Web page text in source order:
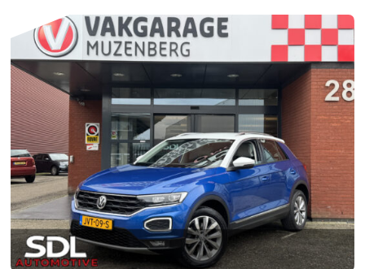
keyless entry
LED achterlichten
LED dagrijverlichting
Lichtmetalen velgen
Lichtmetalen velgen
Lichtmetalen velgen 16"
Metaalkleur
Mistlampen
Mistlampen voor